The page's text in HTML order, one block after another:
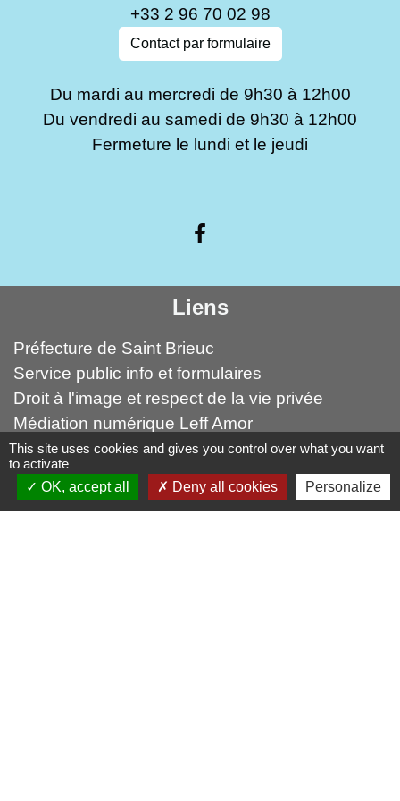
+33 2 96 70 02 98
Contact par formulaire
Du mardi au mercredi de 9h30 à 12h00
Du vendredi au samedi de 9h30 à 12h00
Fermeture le lundi et le jeudi
Liens
Préfecture de Saint Brieuc
Service public info et formulaires
Droit à l'image et respect de la vie privée
Médiation numérique Leff Amor
Forum citoyen Leff Armor
autres liens
This site uses cookies and gives you control over what you want
to activate
OK, accept all
Deny all cookies Personalize